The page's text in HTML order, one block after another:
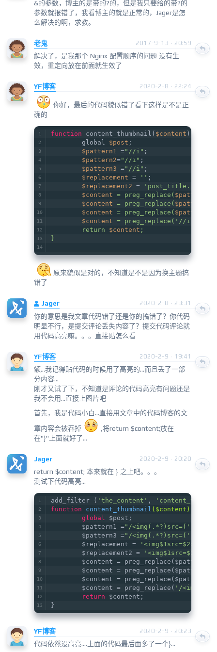
&的参数，博主的是带的?的，但是我只要给的带?的
参数就报错了，我看博主的就是正常的，Jager是怎
么解决的啊，求教。
老鬼 2017-9-13 · 20:59
解决了，是我那个 Nginx 配置顺序的问题 没有生
效，重定向放在前面就生效了
YF博客 2020-2-8 · 22:24
你好，最后的代码貌似错了看下这样是不是正
确的
function content_thumbnail( $content ) {
        global
$post ;
$pattern1
="//i" ;
$pattern2="//i" ;
$pattern3 ="//i" ;
$replacement = '' ;
$replacement2 = 'post_title.'
$content = preg_replace( $pattern2
$content = preg_replace( $pattern3
$content = preg_replace( $pattern1
$content = preg_replace('//i', '',
        return
$content ;
}
原来貌似是对的，不知道是不是因为换主题搞
错了
Jager 2020-2-8 · 23:31
你的意思是我文章代码错了还是你的搞错了？你代码
明显不行，是提交评论丢失内容了？提交代码评论就
用代码高亮嘛。。。直接贴怎么看
YF博客 2020-2-9 · 19:41
额...我记得贴代码的时候用了高亮的...而且丢了一部
分内容...
刚才又试了下，不知道是评论的代码高亮有问题还是
我不会用...直接上图片吧
首先，我是代码小白...直接用文章中的代码博客的文
章内容会被吞掉
,将return $content;放在
在"}"上面就好了...
Jager 2020-2-9 · 20:20
return $content; 本来就在 } 之上吧。。。
测试下代码高亮...
add_filter ( 'the_content' ,
function
content_thumbnail ($content)
global
$post;
        $pattern1 =
"/
        $pattern3 =
"/
        $replacement =
        $replacement2 =
$content = preg_replace($pattern2,
$content = preg_replace($pattern3,
$content =
        $content = preg_replace(
'/
return $content;
}
YF博客 2020-2-9 · 20:23
代码依然没高亮....上面的代码最后面多了一个}...